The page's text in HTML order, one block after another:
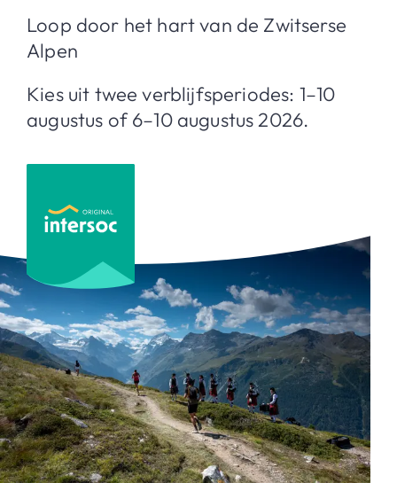
Loop door het hart van de Zwitserse
Alpen
Kies uit twee verblijfsperiodes: 1–10
augustus of 6–10 augustus 2026.